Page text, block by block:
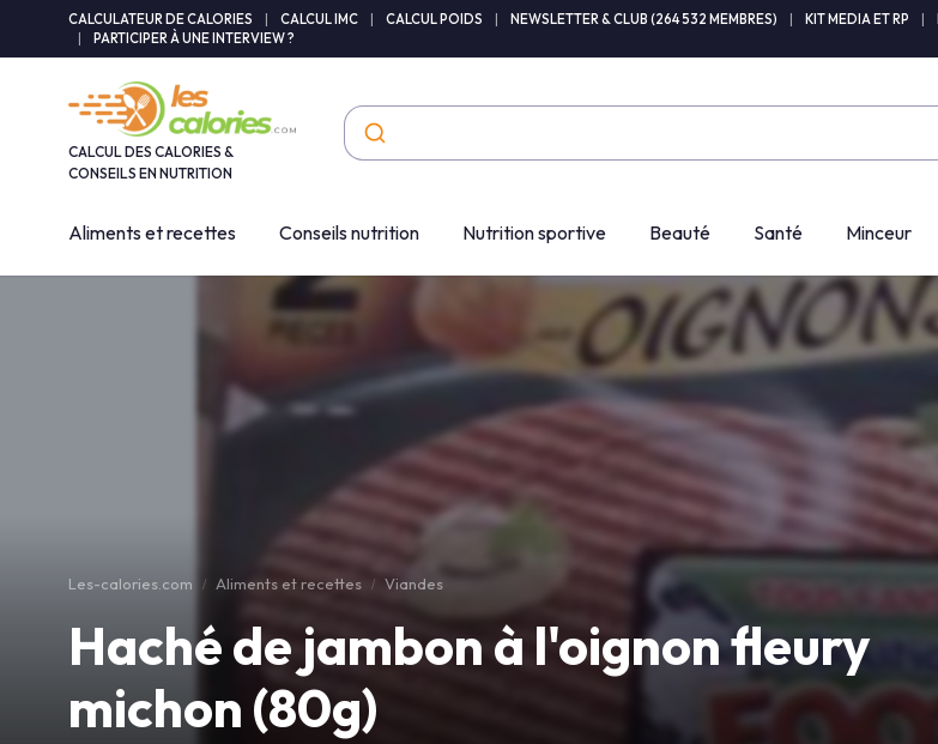
CALCULATEUR DE CALORIES CALCUL IMC CALCUL POIDS NEWSLETTER & CLUB (264 532 MEMBRES) KIT MEDIA ET RP
PARTICIPER À UNE INTERVIEW ?
CALCUL DES CALORIES &
CONSEILS EN NUTRITION
Aliments et recettes Conseils nutrition Nutrition sportive Beauté Santé Minceur
Les-calories.com Aliments et recettes Viandes
Haché de jambon à l'oignon fleury
michon (80g)
Panneau de gestion des cookies